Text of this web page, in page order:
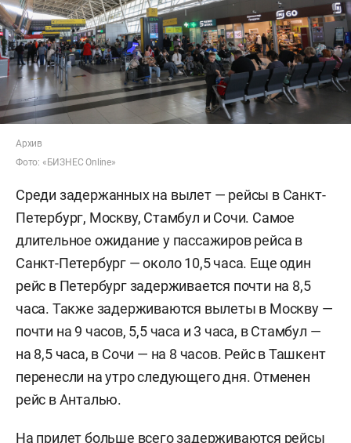
Архив
Фото: «БИЗНЕС Online»
Среди задержанных на вылет — рейсы в Санкт-
Петербург, Москву, Стамбул и Сочи. Самое
длительное ожидание у пассажиров рейса в
Санкт-Петербург — около 10,5 часа. Еще один
рейс в Петербург задерживается почти на 8,5
часа. Также задерживаются вылеты в Москву —
почти на 9 часов, 5,5 часа и 3 часа, в Стамбул —
на 8,5 часа, в Сочи — на 8 часов. Рейс в Ташкент
перенесли на утро следующего дня. Отменен
рейс в Анталью.
На прилет больше всего задерживаются рейсы